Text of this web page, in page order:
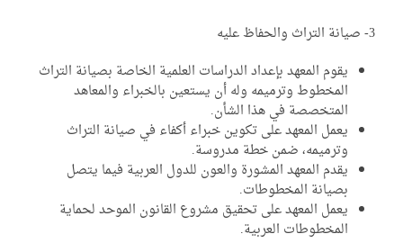
يقوم المعهد بإعداد الدراسات العلمية الخاصة بصيانة التراث
المخطوط وترميمه وله أن يستعين بالخبراء والمعاهد
المتخصصة في هذا الشأن.
يعمل المعهد على تكوين خبراء أكفاء في صيانة التراث
وترميمه، ضمن خطة مدروسة.
يقدم المعهد المشورة والعون للدول العربية فيما يتصل
بصيانة المخطوطات.
يعمل المعهد على تحقيق مشروع القانون الموحد لحماية
المخطوطات العربية.